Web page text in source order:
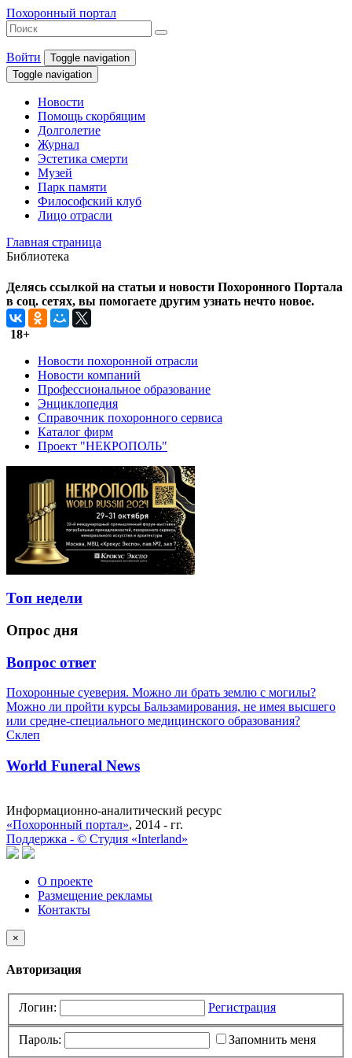
Похоронный портал
Войти
Toggle navigation
Toggle navigation
Новости
Помощь скорбящим
Долголетие
Журнал
Эстетика смерти
Музей
Парк памяти
Философский клуб
Лицо отрасли
Главная страница
Библиотека
Делясь ссылкой на статьи и новости Похоронного Портала
в соц. сетях, вы помогаете другим узнать нечто новое.
18+
Новости похоронной отрасли
Новости компаний
Профессиональное образование
Энциклопедия
Справочник похоронного сервиса
Каталог фирм
Проект "НЕКРОПОЛЬ"
Топ недели
Опрос дня
Вопрос ответ
Похоронные суеверия. Можно ли брать землю с могилы?
Можно ли пройти курсы Бальзамирования, не имея высшего
или средне-специального медицинского образования?
Склеп
World Funeral News
Информационно-аналитический ресурс
«Похоронный портал», 2014 - гг.
Поддержка - © Cтудия «Interland»
О проекте
Размещение рекламы
Контакты
×
Авторизация
Логин: Регистрация
Пароль: Запомнить меня